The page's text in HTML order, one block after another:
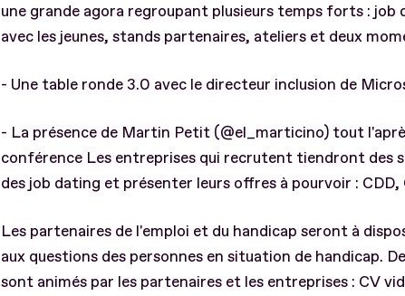
une grande agora regroupant plusieurs temps forts :
avec les jeunes, stands partenaires, ateliers et deux
- Une table ronde 3.0 avec le directeur inclusion de
- La présence de Martin Petit (@el_marticino) tout
conférence Les entreprises qui recrutent tiendront des
des job dating et présenter leurs offres à pourvoir : CDD,
Les partenaires de l'emploi et du handicap seront à
aux questions des personnes en situation de handicap.
sont animés par les partenaires et les entreprises : CV